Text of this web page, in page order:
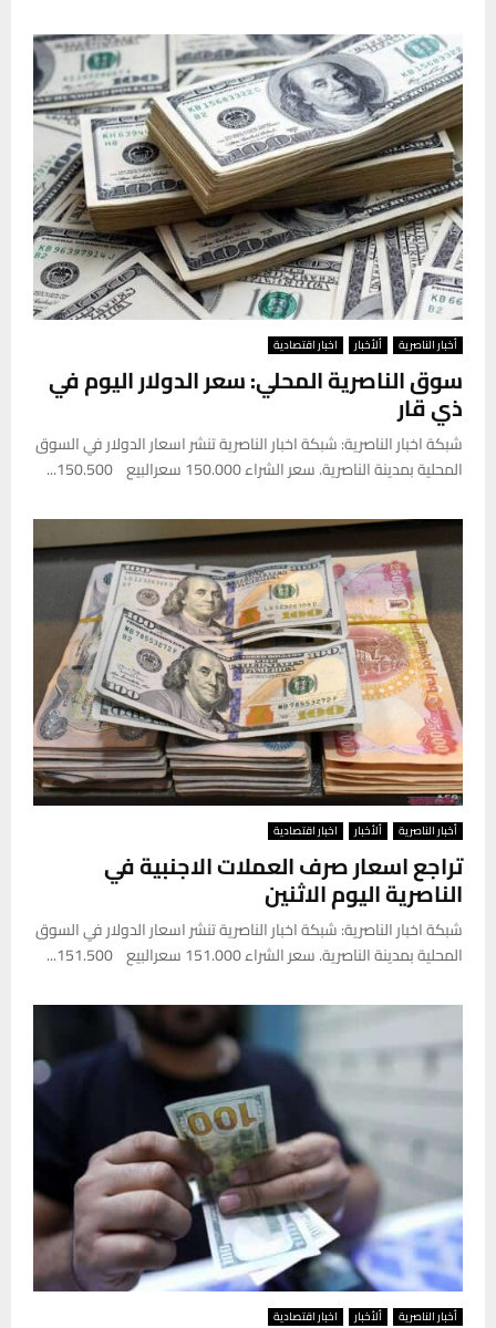
أخبار الناصرية ألأخبار اخبار اقتصادية
سوق الناصرية المحلي: سعر الدولار اليوم في
ذي قار
شبكة اخبار الناصرية: شبكة اخبار الناصرية تنشر اسعار الدولار في السوق
المحلية بمدينة الناصرية. سعر الشراء 150.000 سعرالبيع 150.500...
أخبار الناصرية ألأخبار اخبار اقتصادية
تراجع اسعار صرف العملات الاجنبية في
الناصرية اليوم الاثنين
شبكة اخبار الناصرية: شبكة اخبار الناصرية تنشر اسعار الدولار في السوق
المحلية بمدينة الناصرية. سعر الشراء 151.000 سعرالبيع 151.500...
أخبار الناصرية ألأخبار اخبار اقتصادية